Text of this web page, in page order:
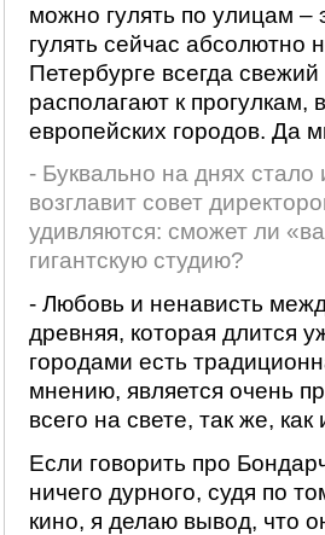
можно гулять по улицам –
гулять сейчас абсолютно
Петербурге всегда
располагают к
европейских городов. Да
- Буквально на днях
возглавит совет
удивляются: сможет ли
гигантскую студию?
- Любовь и ненависть
древняя, которая длится
городами есть
мнению, является очень
всего на свете, так же, как
Если говорить про
ничего дурного, судя по
кино, я делаю вывод, что